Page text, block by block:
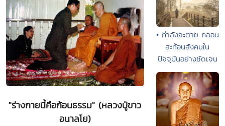
"ร่างกายนี้คือก้อนธรรม" (หลวงปู่ขาว
อนาลโย)
• กำลังจะตาย กลอน
สะท้อนสังคมใน
ปัจจุบันอย่างชัดเจน